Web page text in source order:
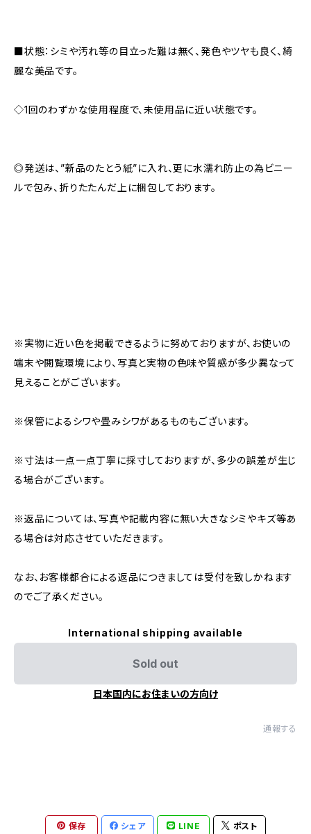
■状態：シミや汚れ等の目立った難は無く、発色やツヤも良く、綺
麗な美品です。
◇1回のわずかな使用程度で、未使用品に近い状態です。
◎発送は、”新品のたとう紙”に入れ、更に水濡れ防止の為ビニー
ルで包み、折りたたんだ上に梱包しております。
※実物に近い色を掲載できるように努めておりますが、お使いの
端末や閲覧環境により、写真と実物の色味や質感が多少異なって
見えることがございます。
※保管によるシワや畳みシワがあるものもございます。
※寸法は一点一点丁寧に採寸しておりますが、多少の誤差が生じ
る場合がございます。
※返品については、写真や記載内容に無い大きなシミやキズ等あ
る場合は対応させていただきます。
なお、お客様都合による返品につきましては受付を致しかねます
のでご了承ください。
International shipping available
Sold out
日本国内にお住まいの方向け
通報する
保存 シェア LINE ポスト